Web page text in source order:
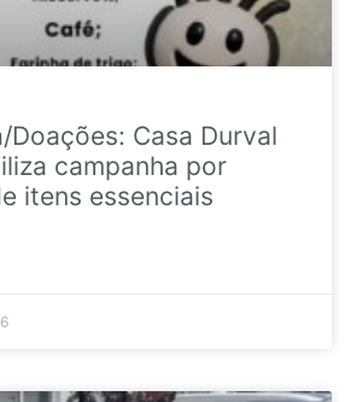
Doações: Casa Durval
campanha por
itens essenciais